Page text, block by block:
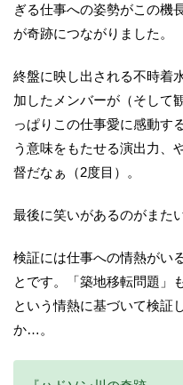
ぎる仕事への姿勢がこの機
が奇跡につながりました。
終盤に映し出される不時着
加したメンバーが（そして
っぱりこの仕事愛に感動す
う意味をもたせる演出力、
督だなぁ（2度目）。
最後に笑いがあるのがまた
検証には仕事への情熱がい
とです。「築地移転問題」
という情熱に基づいて検証
か…。